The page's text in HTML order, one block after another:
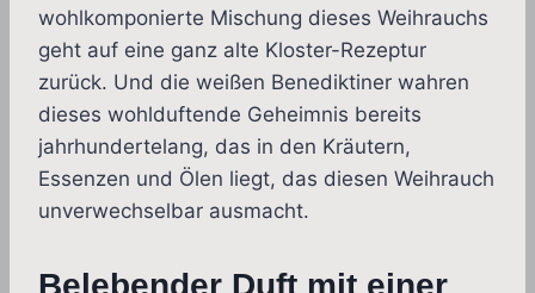
wohlkomponierte Mischung dieses Weihrauchs
geht auf eine ganz alte Kloster-Rezeptur
zurück. Und die weißen Benediktiner wahren
dieses wohlduftende Geheimnis bereits
jahrhundertelang, das in den Kräutern,
Essenzen und Ölen liegt, das diesen Weihrauch
unverwechselbar ausmacht.
Belebender Duft mit einer